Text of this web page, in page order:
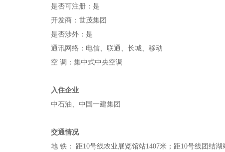
是否可注册：是
开发商：世茂集团
是否涉外：是
通讯网络：电信、联通、长城、移动
空 调：集中式中央空调
入住企业
中石油、中国一建集团
交通情况
地 铁： 距10号线农业展览馆站1407米；距10号线团结湖